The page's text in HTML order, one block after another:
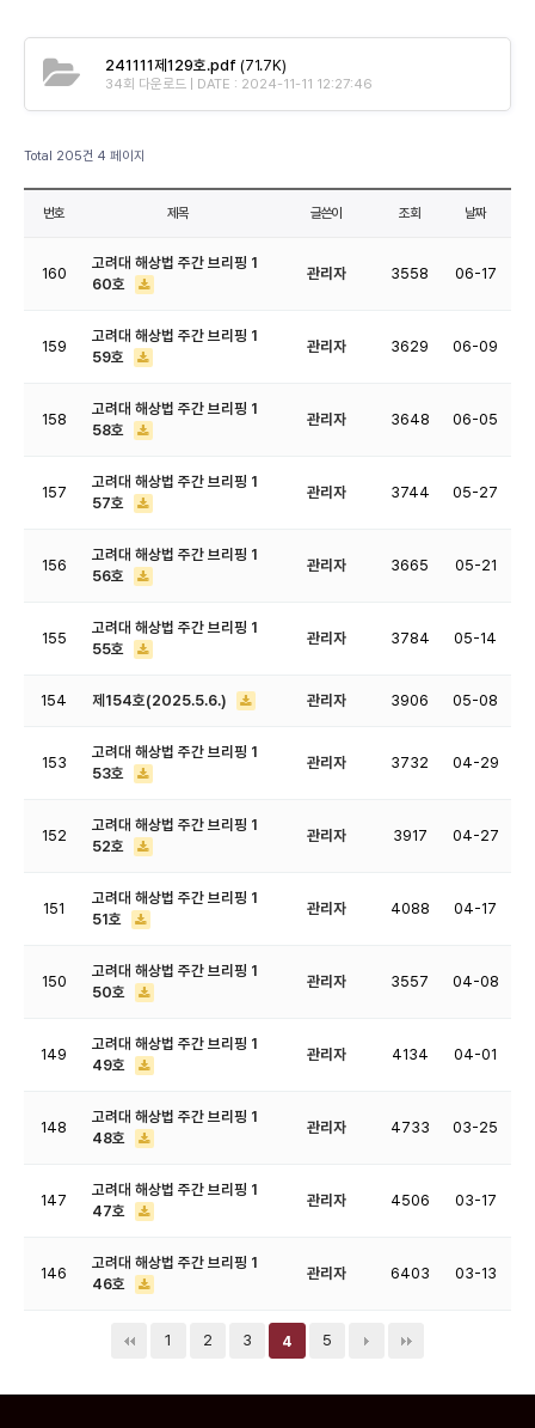
241111제129호.pdf (71.7K)
34회 다운로드 | DATE : 2024-11-11 12:27:46
Total 205건 4 페이지
번호 제목 글쓴이 조회 날짜
160
고려대 해상법 주간 브리핑 1
60호
관리자 3558 06-17
159
고려대 해상법 주간 브리핑 1
59호
관리자 3629 06-09
158
고려대 해상법 주간 브리핑 1
58호
관리자 3648 06-05
157
고려대 해상법 주간 브리핑 1
57호
관리자 3744 05-27
156
고려대 해상법 주간 브리핑 1
56호
관리자 3665 05-21
155
고려대 해상법 주간 브리핑 1
55호
관리자 3784 05-14
154 제154호(2025.5.6.) 관리자 3906 05-08
153
고려대 해상법 주간 브리핑 1
53호
관리자 3732 04-29
152
고려대 해상법 주간 브리핑 1
52호
관리자 3917 04-27
151
고려대 해상법 주간 브리핑 1
51호
관리자 4088 04-17
150
고려대 해상법 주간 브리핑 1
50호
관리자 3557 04-08
149
고려대 해상법 주간 브리핑 1
49호
관리자 4134 04-01
148
고려대 해상법 주간 브리핑 1
48호
관리자 4733 03-25
147
고려대 해상법 주간 브리핑 1
47호
관리자 4506 03-17
146
고려대 해상법 주간 브리핑 1
46호
관리자 6403 03-13
1 2 3 4 5